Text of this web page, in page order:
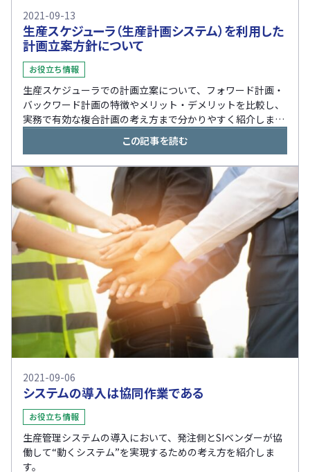
2021-09-13
生産スケジューラ（生産計画システム）を利用した
計画立案方針について
お役立ち情報
生産スケジューラでの計画立案について、フォワード計画・
バックワード計画の特徴やメリット・デメリットを比較し、
実務で有効な複合計画の考え方まで分かりやすく紹介しま
この記事を読む
2021-09-06
システムの導入は協同作業である
お役立ち情報
生産管理システムの導入において、発注側とSIベンダーが協
働して“動くシステム”を実現するための考え方を紹介しま
す。